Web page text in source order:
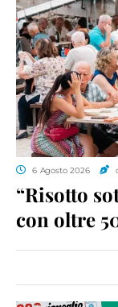
6 Agosto 2026
“Risotto
con oltre